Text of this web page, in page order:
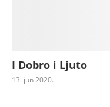
I Dobro i Ljuto
13. jun 2020.